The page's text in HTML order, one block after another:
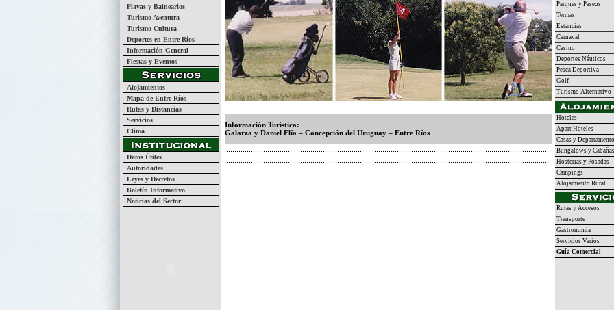
Playas y Balnearios
Turismo Aventura
Turismo Cultura
Deportes en Entre Ríos
Información General
Fiestas y Eventos
Alojamientos
Mapa de Entre Ríos
Rutas y Distancias
Servicios
Clima
Datos Útiles
Autoridades
Leyes y Decretos
Boletín Informativo
Noticias del Sector
Información Turística:
Galarza y Daniel Elía – Concepción del Uruguay – Entre Ríos
Parques y Paseos
Termas
Estancias
Carnaval
Casino
Deportes Náuticos
Pesca Deportiva
Golf
Turismo Alternativo
Hoteles
Apart Hoteles
Casas y
Bungalows y Cabañas
Hosterias y Posadas
Campings
Alojamiento Rural
Rutas y Accesos
Transporte
Gastronomía
Servicios Varios
Guía Comercial